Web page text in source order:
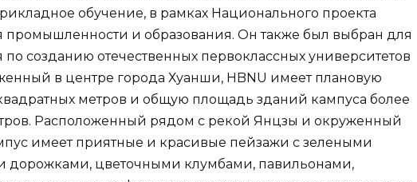
обучение, в рамках Национального проекта
промышленности и образования. Он также был выбран для
по созданию отечественных первоклассных университетов
в центре города Хуанши, HBNU имеет плановую
метров и общую площадь зданий кампуса более
Расположенный рядом с рекой Янцзы и окруженный
имеет приятные и красивые пейзажи с зелеными
дорожками, цветочными клумбами, павильонами,